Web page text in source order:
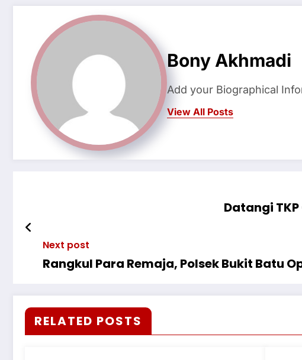
Bony Akhmadi
Add your Biographical
View All Posts
Datangi
Next post
Rangkul Para Remaja, Polsek Bukit Batu
RELATED POSTS